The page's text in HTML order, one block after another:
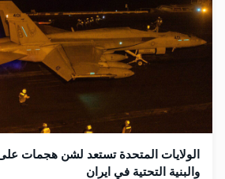
الولايات المتحدة تستعد لشن هجمات
والبنية التحتية في ايران